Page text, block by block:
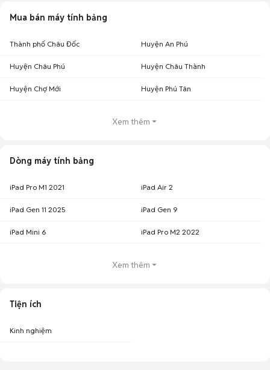
Mua bán máy tính bảng
Thành phố Châu Đốc Huyện An Phú
Huyện Châu Phú Huyện Châu Thành
Huyện Chợ Mới Huyện Phú Tân
Xem thêm
Dòng máy tính bảng
iPad Pro M1 2021 iPad Air 2
iPad Gen 11 2025 iPad Gen 9
iPad Mini 6 iPad Pro M2 2022
Xem thêm
Tiện ích
Kinh nghiệm